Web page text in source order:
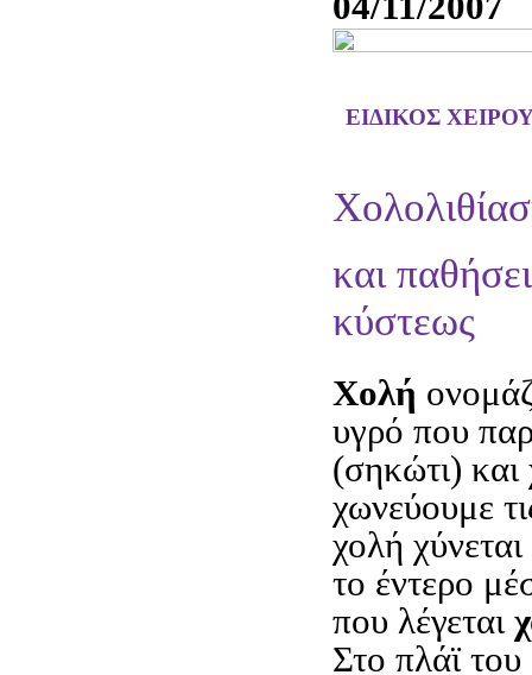
ΕΙΔΙΚΟΣ
και
κύστεως
Χολή
υγρό που
(σηκώτι) και
χωνεύουμε
χολή
το έντερο
που λέγεται
Στο πλάϊ